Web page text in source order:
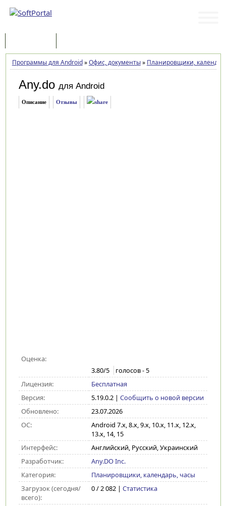
Программы для Android»Офис, документы» Планировщики,
Any.do для Android
Описание Отзывы
Оценка:
3.80/5 голосов -5
Лицензия:
Бесплатная
Версия:
5.19.0.2| Сообщить о новой версии
Обновлено:
23.07.2026
ОС:
Android 7.x, 8.x, 9.x, 10.x, 11.x, 12.x,
13.x, 14, 15
Интерфейс:
Английский, Русский, Украинский
Разработчик:
Any.DO Inc.
Категория:
Планировщики, календарь, часы
Загрузок (сегодня/
всего):
0 / 2 082 | Статистика